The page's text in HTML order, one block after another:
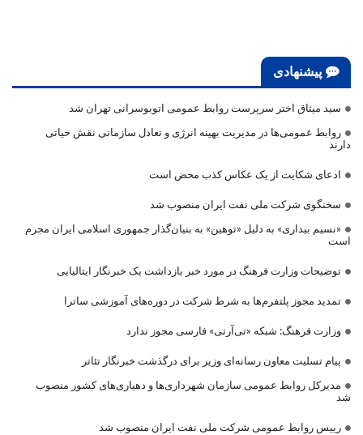
پیشنهادی
سید میثاق اختر سرپرست روابط عمومی اتوبوسرانی تهران شد
روابط عمومی‌ها در مدیریت بهینه انرژی و تعادل سازمانی نقش حیاتی
دارند
ادعای شکایت از یک عکاس کذب محض است
سخنگوی شرکت ملی نفت ایران منصوب شد
«نسیم بیداری» به دلیل «توهین» به بنیان‌گذار جمهوری اسلامی ایران مجرم
است
توضیحات وزارت فرهنگ در مورد خبر بازداشت یک خبرنگار ایتالیایی
تمدید مجوز پلتفرم‌ها به شرط شرکت در دوره‌های آموزشی ساترا
وزارت فرهنگ: شبکه «تی‌آرتی» فارسی مجوز ندارد
پیام تسلیت معاون رسانه‌ای وزیر برای درگذشت خبرنگار تئاتر
مدیرکل روابط عمومی سازمان شهرداری‌ها و دهیاری‌های کشور منصوب
شد
رییس روابط عمومی شرکت ملی نفت ایران منصوب شد